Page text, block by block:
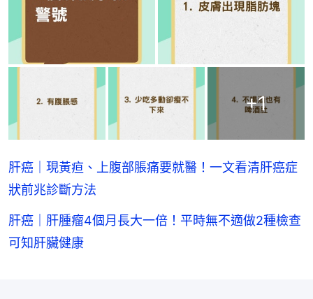
+1
肝癌｜現黃疸、上腹部脹痛要就醫！一文看清肝癌症
狀前兆診斷方法
肝癌｜肝腫瘤4個月長大一倍！平時無不適做2種檢查
可知肝臟健康